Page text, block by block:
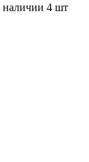
наличии 4 шт